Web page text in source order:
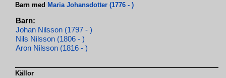
Barn med Maria Johansdotter (1776 - )
Barn:
Johan Nilsson (1797 - )
Nils Nilsson (1806 - )
Aron Nilsson (1816 - )
Källor